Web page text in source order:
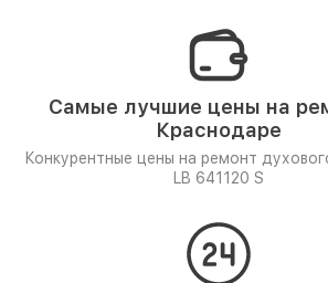
Самые лучшие цены на
Краснодаре
Конкурентные цены на ремонт
LB 641120 S